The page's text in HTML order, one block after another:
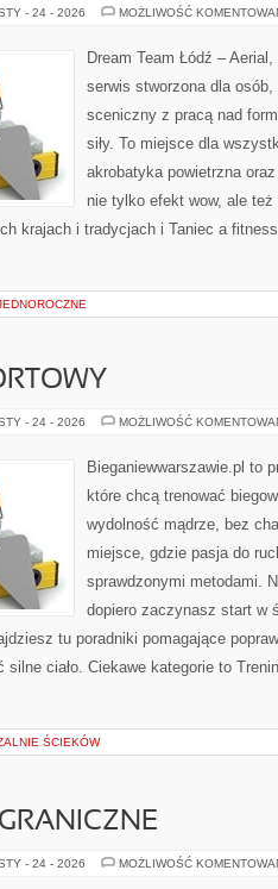
- 24 - 2026 MOŻLIWOŚĆ
Dream Team Łódź –
serwis stworzona dla
sceniczny z pracą nad
siły. To miejsce dla
akrobatyka powietrzna
nie tylko efekt wow, ale
krajach i tradycjach i Taniec a
- 24 - 2026 MOŻLIWOŚĆ
Bieganiewwarszawie.pl to
które chcą trenować
wydolność mądrze, bez
miejsce, gdzie pasja do
sprawdzonymi metodami.
dopiero zaczynasz start w
tu poradniki pomagające
ciało. Ciekawe kategorie to
ŚCIEKÓW
- 24 - 2026 MOŻLIWOŚĆ